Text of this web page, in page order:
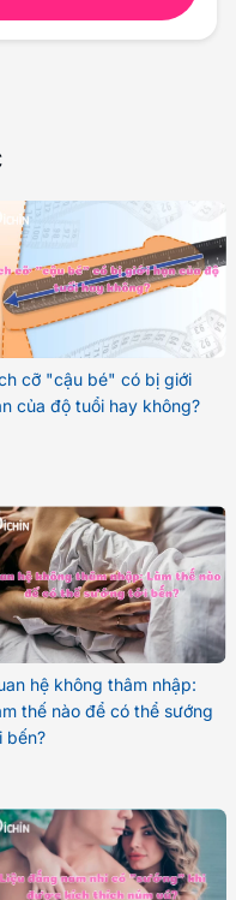
cỡ "cậu bé" có bị giới
của độ tuổi hay không?
hệ không thâm nhập:
thế nào để có thể sướng
bến?